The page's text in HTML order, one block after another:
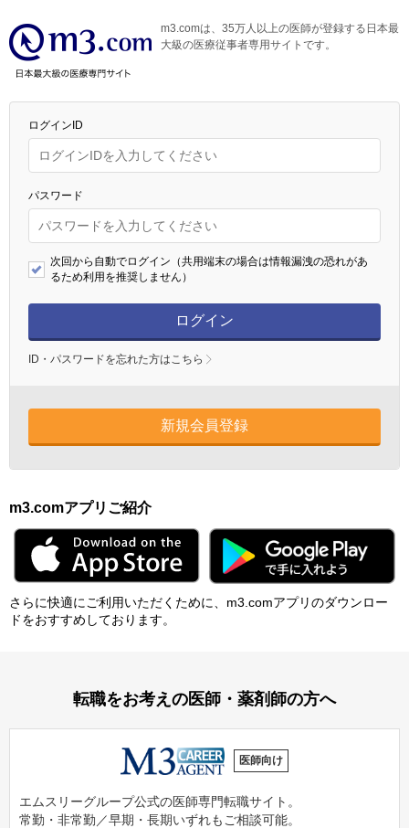
m3.comは、35万人以上の医師が登録する日本最
大級の医療従事者専用サイトです。
ログインID
パスワード
次回から自動でログイン（共用端末の場合は情報漏洩の恐れがあ
るため利用を推奨しません）
ログイン
ID・パスワードを忘れた方はこちら
新規会員登録
m3.comアプリご紹介
さらに快適にご利⽤いただくために、m3.comアプリのダウンロー
ドをおすすめしております。
転職をお考えの医師・薬剤師の方へ
医師向け
エムスリーグループ公式の医師専門転職サイト。
常勤・非常勤／早期・長期いずれもご相談可能。